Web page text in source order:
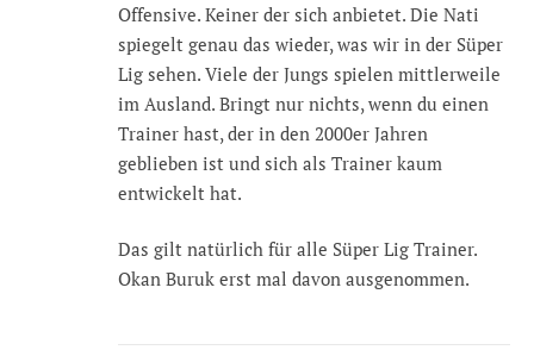
Offensive. Keiner der sich anbietet. Die Nati
spiegelt genau das wieder, was wir in der Süper
Lig sehen. Viele der Jungs spielen mittlerweile
im Ausland. Bringt nur nichts, wenn du einen
Trainer hast, der in den 2000er Jahren
geblieben ist und sich als Trainer kaum
entwickelt hat.
Das gilt natürlich für alle Süper Lig Trainer.
Okan Buruk erst mal davon ausgenommen.